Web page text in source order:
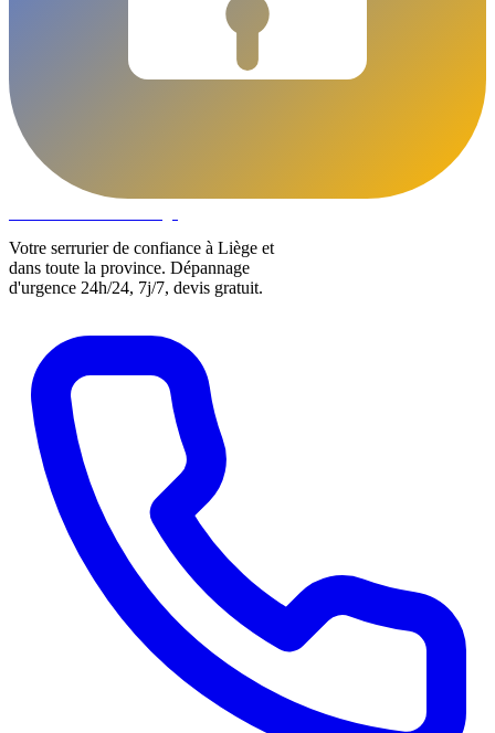
Votre serrurier de confiance à Liège et
dans toute la province. Dépannage
d'urgence 24h/24, 7j/7, devis gratuit.